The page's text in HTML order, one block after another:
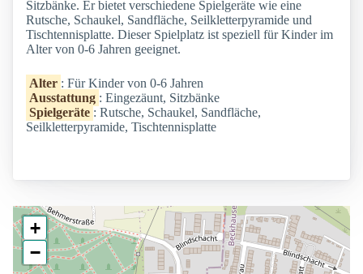
Sitzbänke. Er bietet verschiedene Spielgeräte wie eine
Rutsche, Schaukel, Sandfläche, Seilkletterpyramide und
Tischtennisplatte. Dieser Spielplatz ist speziell für Kinder im
Alter von 0-6 Jahren geeignet.
Alter : Für Kinder von 0-6 Jahren
Ausstattung : Eingezäunt, Sitzbänke
Spielgeräte : Rutsche, Schaukel, Sandfläche,
Seilkletterpyramide, Tischtennisplatte
+
−